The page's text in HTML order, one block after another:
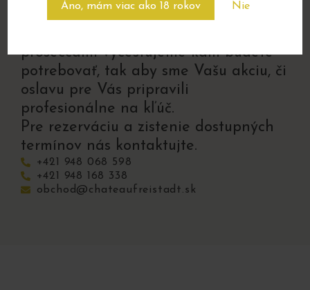
Áno, mám viac ako 18 rokov Nie
Potrebujete však vinára u seba. Nie je
proseccami vycestujeme kam budete
potrebovať, tak aby sme Vašu akciu, či
oslavu pre Vás pripravili
profesionálne na kľúč.
Pre rezerváciu a zistenie dostupných
termínov nás kontaktujte.
+421 948 068 598
+421 948 168 338
obchod@chateaufreistadt.sk